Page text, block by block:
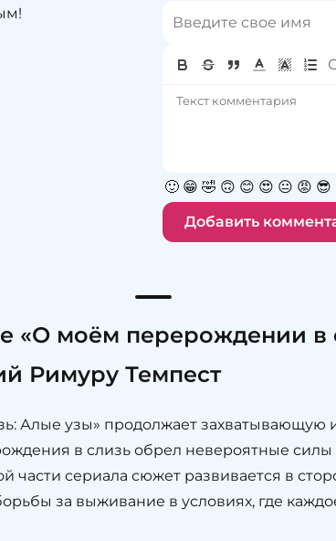
🙂 😁 🤣 🙃 😊 😍 😐 😡 😎
Добавить
«О моём перерождении в
Римуру Темпест
Алые узы» продолжает захватывающую
в слизь обрел невероятные
части сериала сюжет развивается в
за выживание в условиях, где